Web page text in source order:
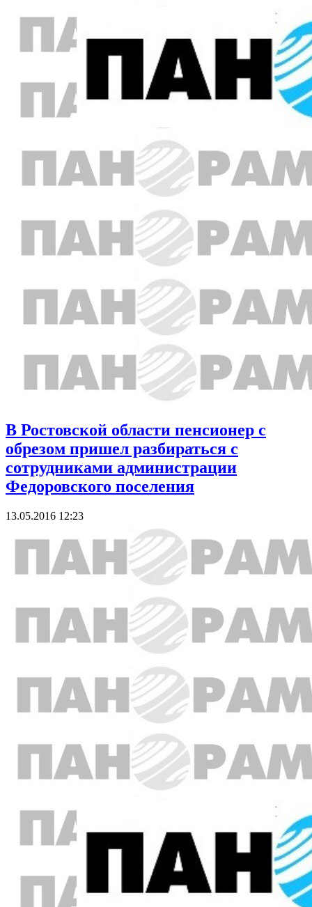
В Ростовской области пенсионер с
обрезом пришел разбираться с
сотрудниками администрации
Федоровского поселения
13.05.2016 12:23